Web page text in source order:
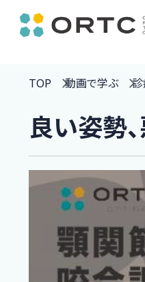
TOP 動画で学ぶ
良い姿勢